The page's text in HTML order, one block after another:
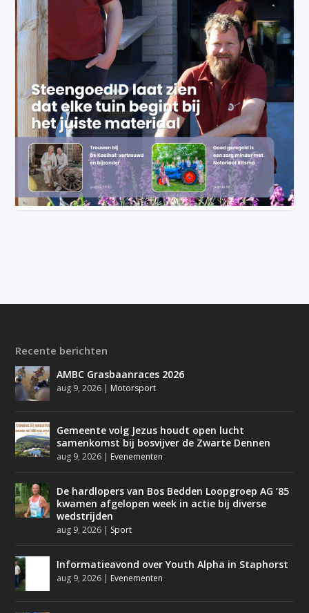
Recente berichten
AMBC Grasbaanraces 2026
aug 9, 2026 | Motorsport
Gemeente volg Jezus houdt open lucht
samenkomst bij bosvijver de Zwarte Dennen
aug 9, 2026 | Evenementen
De hardlopers van Bos Bedden Loopgroep AG ’85
kwamen afgelopen week in actie bij diverse
wedstrijden
aug 9, 2026 | Sport
Informatieavond over Youth Alpha in Staphorst
aug 9, 2026 | Evenementen